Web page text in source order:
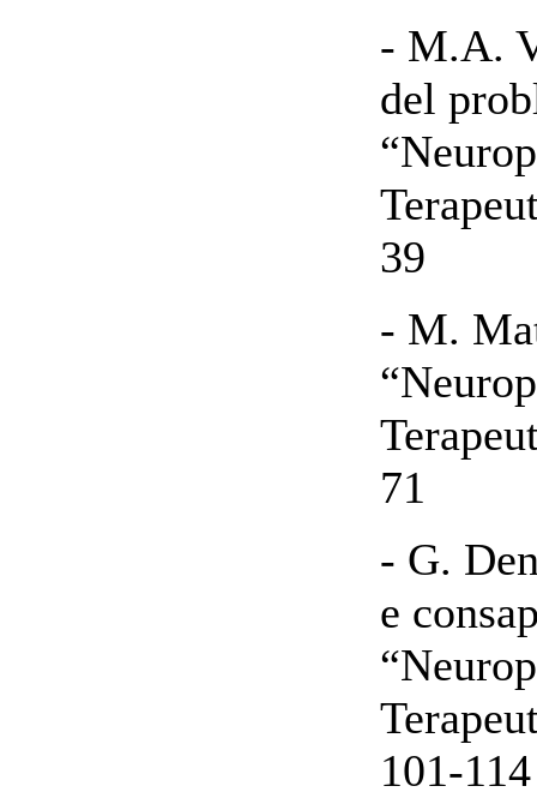
- M.A.
del
39
- M.
71
- G.
e
101-114